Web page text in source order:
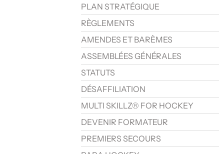
PLAN STRATÉGIQUE
RÈGLEMENTS
AMENDES ET BARÈMES
ASSEMBLÉES GÉNÉRALES
STATUTS
DÉSAFFILIATION
MULTI SKILLZ® FOR HOCKEY
DEVENIR FORMATEUR
PREMIERS SECOURS